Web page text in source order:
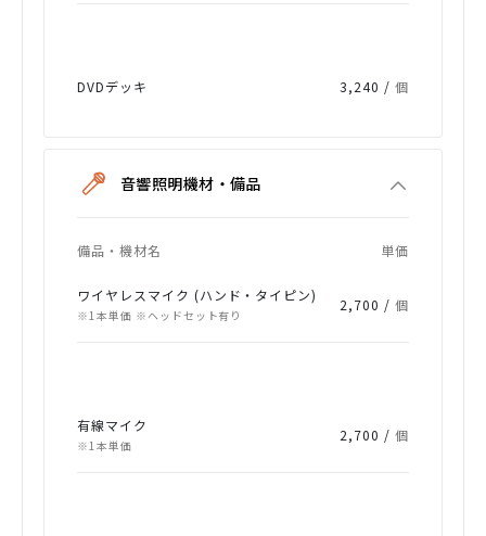
DVDデッキ 3,240 /個
音響照明機材・備品
備品・機材名 単価
ワイヤレスマイク (ハンド・タイピン)
※1本単価 ※ヘッドセット有り
2,700 /個
有線マイク
※1本単価
2,700 /個